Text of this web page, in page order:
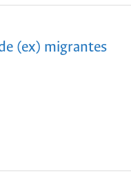
(ex) migrantes